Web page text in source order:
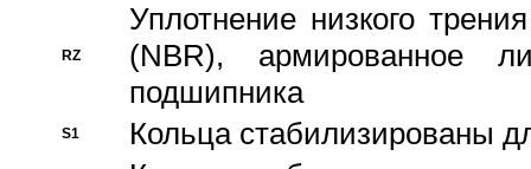
RZ
Уплотнение низкого
(NBR), армированное
подшипника
S1 Кольца стабилизированы